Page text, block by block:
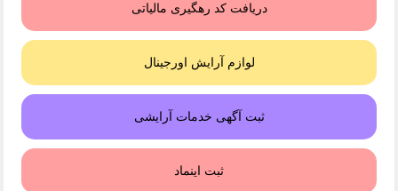
دریافت کد رهگیری مالیاتی
لوازم آرایش اورجینال
ثبت آگهی خدمات آرایشی
ثبت اینماد